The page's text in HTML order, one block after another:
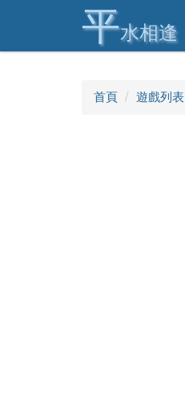
平水相逢
首頁 遊戲列表